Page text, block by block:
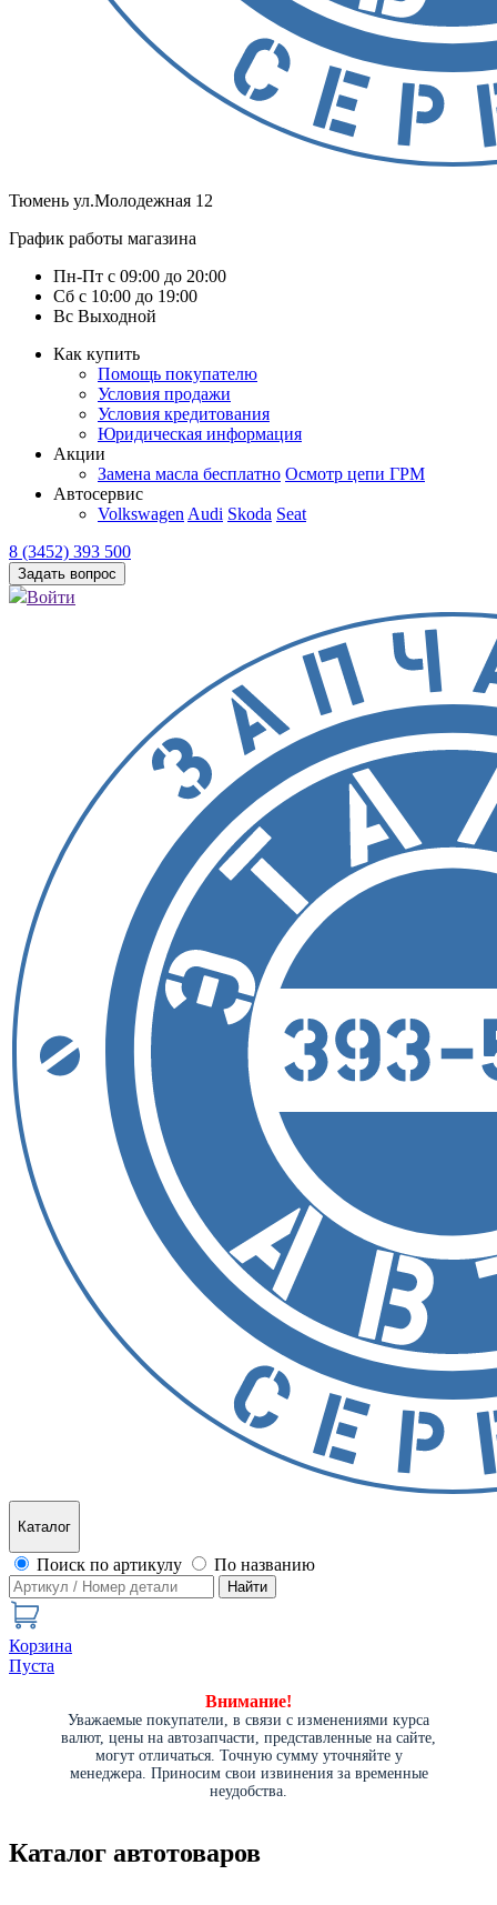
Тюмень ул.Молодежная 12
График работы магазина
Пн-Пт с 09:00 до 20:00
Сб с 10:00 до 19:00
Вс Выходной
Как купить
Помощь покупателю
Условия продажи
Условия кредитования
Юридическая информация
Акции
Замена масла бесплатно Осмотр цепи ГРМ
Автосервис
Volkswagen Audi Skoda Seat
8 (3452) 393 500
Задать вопрос
Войти
Каталог
Поиск по артикулу По названию
Найти
Корзина
Пуста
Внимание!
Уважаемые покупатели, в связи с изменениями курса
валют, цены на автозапчасти, представленные на сайте,
могут отличаться. Точную сумму уточняйте у
менеджера. Приносим свои извинения за временные
неудобства.
Каталог автотоваров